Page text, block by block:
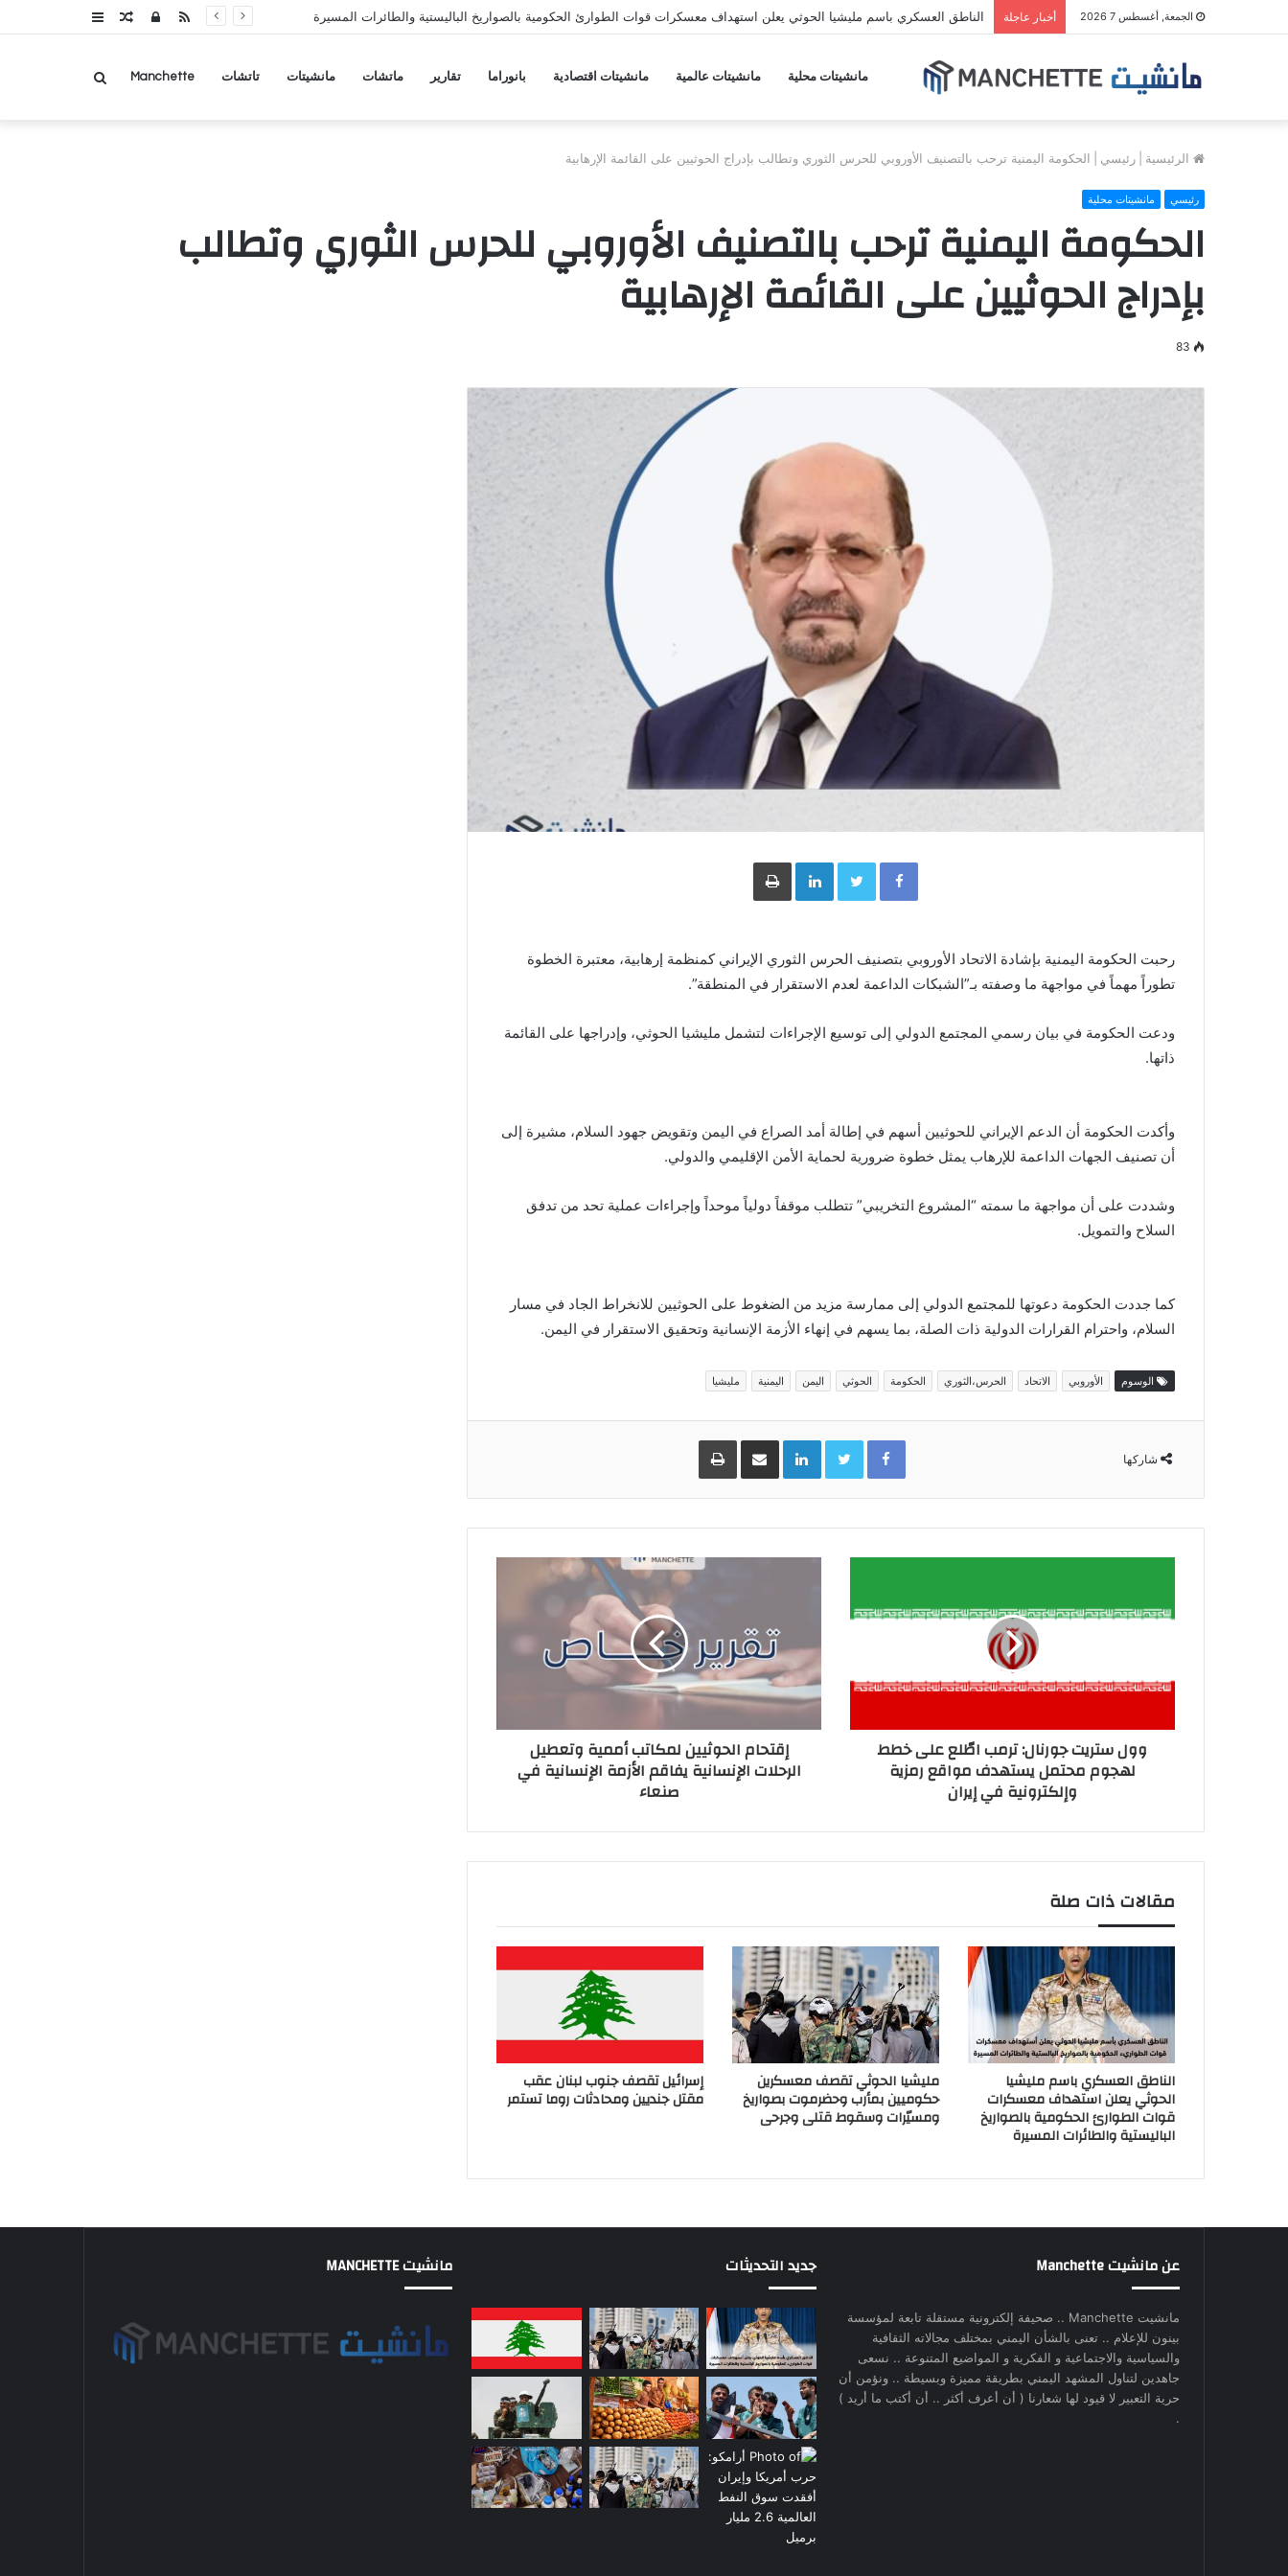
الجمعة, أغسطس 7 2026 أخبار عاجلة الناطق العسكري باسم مليشيا الحوثي يعلن استهداف معسكرات قوات الطوارئ الحكومية بالصواريخ الباليستية والطائرات المسيرة عمودمقالتسجيلRSS
مانشيتات محلية مانشيتات عالمية مانشيتات اقتصادية بانوراما تقارير ماتشات مانشيتات تاتشات Manchette بحث
الرئيسية رئيسي الحكومة اليمنية ترحب بالتصنيف الأوروبي للحرس الثوري وتطالب بإدراج الحوثيين على القائمة الإرهابية
رئيسي مانشيتات محلية
الحكومة اليمنية ترحب بالتصنيف الأوروبي للحرس الثوري وتطالب
بإدراج الحوثيين على القائمة الإرهابية
83
Facebook
Twitter
LinkedInطباعة
رحبت الحكومة اليمنية بإشادة الاتحاد الأوروبي بتصنيف الحرس الثوري الإيراني كمنظمة إرهابية، معتبرة الخطوة
تطوراً مهماً في مواجهة ما وصفته بـ”الشبكات الداعمة لعدم الاستقرار في المنطقة”.
ودعت الحكومة في بيان رسمي المجتمع الدولي إلى توسيع الإجراءات لتشمل مليشيا الحوثي، وإدراجها على القائمة
ذاتها.
وأكدت الحكومة أن الدعم الإيراني للحوثيين أسهم في إطالة أمد الصراع في اليمن وتقويض جهود السلام، مشيرة إلى
أن تصنيف الجهات الداعمة للإرهاب يمثل خطوة ضرورية لحماية الأمن الإقليمي والدولي.
وشددت على أن مواجهة ما سمته “المشروع التخريبي” تتطلب موقفاً دولياً موحداً وإجراءات عملية تحد من تدفق
السلاح والتمويل.
كما جددت الحكومة دعوتها للمجتمع الدولي إلى ممارسة مزيد من الضغوط على الحوثيين للانخراط الجاد في مسار
السلام، واحترام القرارات الدولية ذات الصلة، بما يسهم في إنهاء الأزمة الإنسانية وتحقيق الاستقرار في اليمن.
الوسوم الأوروبي الاتحاد الحرس،الثوري الحكومة الحوثي اليمن اليمنية مليشيا
شاركها
Facebook
Twitter
LinkedInمشاركة عبر البريد طباعة
وول ستريت جورنال: ترمب اطّلع على خطط
لهجوم محتمل يستهدف مواقع رمزية
وإلكترونية في إيران
إقتحام الحوثيين لمكاتب أممية وتعطيل
الرحلات الإنسانية يفاقم الأزمة الإنسانية في
صنعاء
مقالات ذات صلة
الناطق العسكري باسم مليشيا
الحوثي يعلن استهداف معسكرات
قوات الطوارئ الحكومية بالصواريخ
الباليستية والطائرات المسيرة
مليشيا الحوثي تقصف معسكرين
حكوميين بمأرب وحضرموت بصواريخ
ومسيّرات وسقوط قتلى وجرحى
إسرائيل تقصف جنوب لبنان عقب
مقتل جنديين ومحادثات روما تستمر
عن مانشيت Manchette
مانشيت Manchette .. صحيفة إلكترونية مستقلة تابعة لمؤسسة
بينون للإعلام .. تعنى بالشأن اليمني بمختلف مجالاته الثقافية
والسياسية والاجتماعية و الفكرية و المواضيع المتنوعة .. نسعى
جاهدين لتناول المشهد اليمني بطريقة مميزة وبسيطة .. ونؤمن أن
حرية التعبير لا قيود لها شعارنا ( أن أعرف أكثر .. أن أكتب ما أريد )
.
جديد التحديثات مانشيت MANCHETTE